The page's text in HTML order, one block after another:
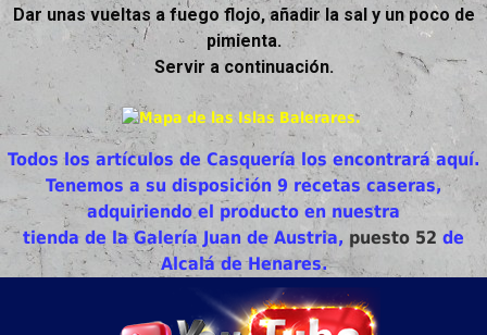
Dar unas vueltas a fuego flojo, añadir la sal y un poco de
pimienta.
Servir a continuación.
Todos los artículos de Casquería los encontrará aquí.
Tenemos a su disposición 9 recetas caseras,
adquiriendo el producto en nuestra
tienda de la Galería Juan de Austria, puesto 52 de
Alcalá de Henares.